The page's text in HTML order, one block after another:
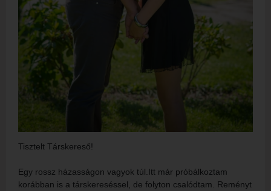
Tisztelt Társkereső!
Egy rossz házasságon vagyok túl.Itt már próbálkoztam
korábban is a társkereséssel, de folyton csalódtam. Reményt